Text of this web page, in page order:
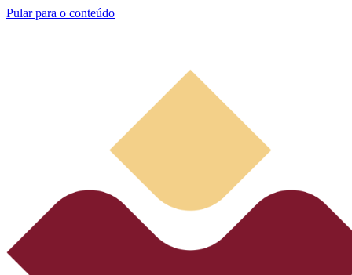
Pular para o conteúdo